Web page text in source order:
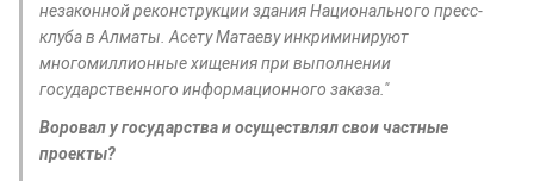
незаконной реконструкции здания Национального пресс-
клуба в Алматы. Асету Матаеву инкриминируют
многомиллионные хищения при выполнении
государственного информационного заказа."
Воровал у государства и осуществлял свои частные
проекты?